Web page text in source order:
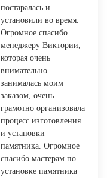
постаралась и
установили во время.
Огромное спасибо
менеджеру Виктории,
которая очень
внимательно
занималась моим
заказом, очень
грамотно организовала
процесс изготовления
и установки
памятника. Огромное
спасибо мастерам по
установке памятника